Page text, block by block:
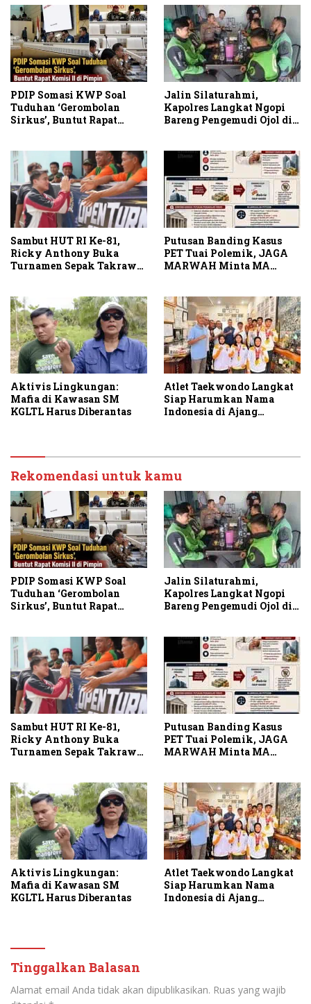
PDIP Somasi KWP Soal
Tuduhan ‘Gerombolan
Sirkus’, Buntut Rapat
Jalin Silaturahmi,
Kapolres Langkat Ngopi
Bareng Pengemudi Ojol di
Sambut HUT RI Ke-81,
Ricky Anthony Buka
Turnamen Sepak Takraw
Putusan Banding Kasus
PET Tuai Polemik, JAGA
MARWAH Minta MA
Aktivis Lingkungan:
Mafia di Kawasan SM
KGLTL Harus Diberantas
Atlet Taekwondo Langkat
Siap Harumkan Nama
Indonesia di Ajang
Rekomendasi untuk kamu
PDIP Somasi KWP Soal
Tuduhan ‘Gerombolan
Sirkus’, Buntut Rapat
Jalin Silaturahmi,
Kapolres Langkat Ngopi
Bareng Pengemudi Ojol di
Sambut HUT RI Ke-81,
Ricky Anthony Buka
Turnamen Sepak Takraw
Putusan Banding Kasus
PET Tuai Polemik, JAGA
MARWAH Minta MA
Aktivis Lingkungan:
Mafia di Kawasan SM
KGLTL Harus Diberantas
Atlet Taekwondo Langkat
Siap Harumkan Nama
Indonesia di Ajang
Tinggalkan Balasan
Alamat email Anda tidak akan dipublikasikan. Ruas yang wajib